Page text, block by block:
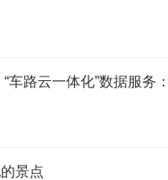
车路云一体化”数据服务
景点